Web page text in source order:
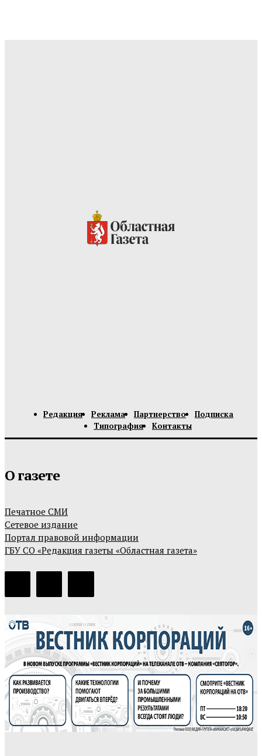
Редакция Реклама Партнерство
Подписка
Типография
Контакты
О газете
Печатное СМИ
Сетевое издание
Портал правовой информации
ГБУ СО «Редакция газеты «Областная газета»